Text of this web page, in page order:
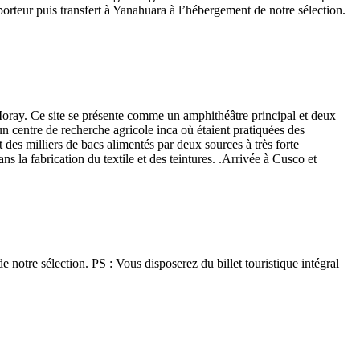
puis transfert à Yanahuara à l’hébergement de notre sélection.
Ce site se présente comme un amphithéâtre principal et deux
centre de recherche agricole inca où étaient pratiquées des
milliers de bacs alimentés par deux sources à très forte
la fabrication du textile et des teintures. .Arrivée à Cusco et
notre sélection. PS : Vous disposerez du billet touristique intégral